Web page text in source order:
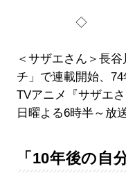
◇
＜サザエさん＞長
チ」で連載開始、74
TVアニメ『サザエ
日曜よる6時半～放
「10年後の自